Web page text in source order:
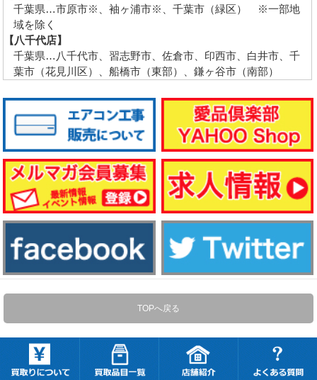
千葉県…市原市※、袖ヶ浦市※、千葉市（緑区） ※一部地
域を除く
【八千代店】
千葉県…八千代市、習志野市、佐倉市、印西市、白井市、千
葉市（花見川区）、船橋市（東部）、鎌ヶ谷市（南部）
TOPへ戻る